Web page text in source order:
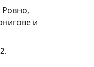
Ровно,
и